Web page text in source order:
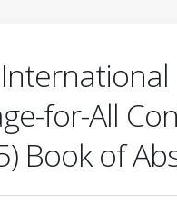
for-All
Book of